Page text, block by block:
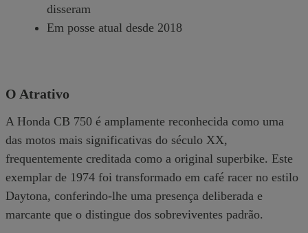
disseram
Em posse atual desde 2018
O Atrativo
A Honda CB 750 é amplamente reconhecida como uma
das motos mais significativas do século XX,
frequentemente creditada como a original superbike. Este
exemplar de 1974 foi transformado em café racer no estilo
Daytona, conferindo-lhe uma presença deliberada e
marcante que o distingue dos sobreviventes padrão.